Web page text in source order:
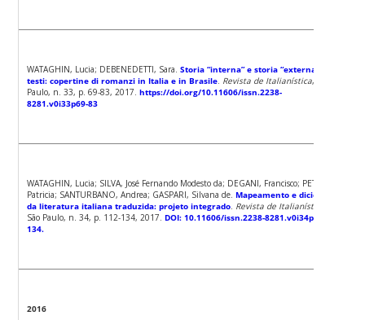
WATAGHIN, Lucia; DEBENEDETTI, Sara.Storia “interna” e storia “externa” dei
testi: copertine di romanzi in Italia e in Brasile Revista de Italianística, São
Paulo, n. 33, p. 69-83, 2017.https://doi.org/10.11606/issn.2238-
8281.v0i33p69-83
WATAGHIN, Lucia; SILVA, José Fernando Modesto da; DEGANI, Francisco; PETERLE,
Patricia; SANTURBANO, Andrea; GASPARI, Silvana de.Mapeamento e dicionário
da literatura italiana traduzida: projeto integrado Revista de Italianística
São Paulo, n. 34, p. 112-134, 2017.DOI: 10.11606/issn.2238-8281.v0i34p112-
134.
2016